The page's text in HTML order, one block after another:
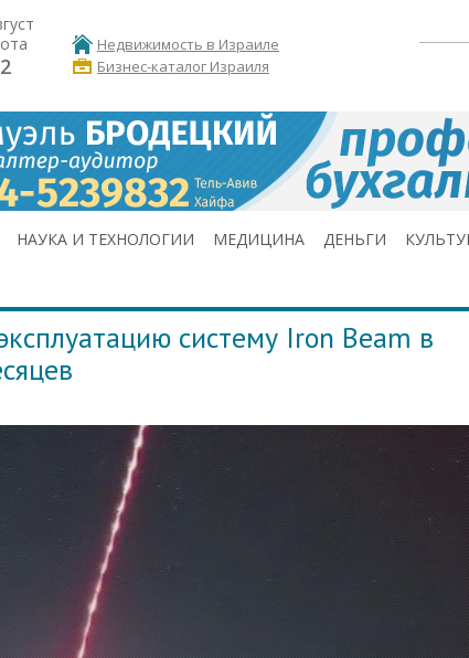
Недвижимость в Израиле
Бизнес-каталог Израиля
НАУКА И ТЕХНОЛОГИИ МЕДИЦИНА ДЕНЬГИ
систему Iron Beam в